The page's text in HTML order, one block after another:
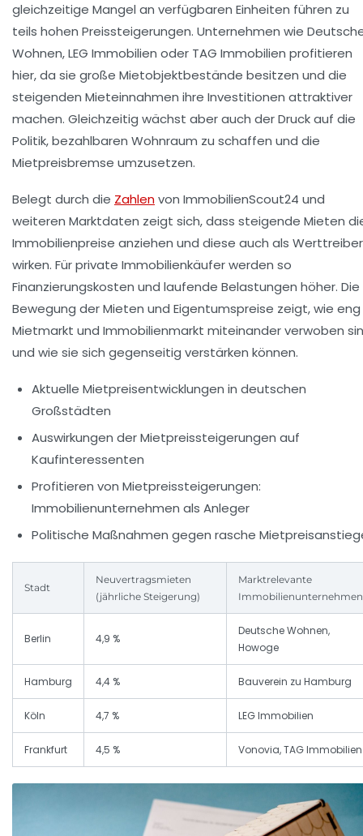
gleichzeitige Mangel an verfügbaren Einheiten führen zu
teils hohen Preissteigerungen. Unternehmen wie
Wohnen, LEG Immobilien oder TAG Immobilien profitieren
hier, da sie große Mietobjektbestände besitzen und die
steigenden Mieteinnahmen ihre Investitionen attraktiver
machen. Gleichzeitig wächst aber auch der Druck auf die
Politik, bezahlbaren Wohnraum zu schaffen und die
Mietpreisbremse umzusetzen.
Belegt durch die Zahlenvon ImmobilienScout24 und
weiteren Marktdaten zeigt sich, dass steigende Mieten
Immobilienpreise anziehen und diese auch als Werttreiber
wirken. Für private Immobilienkäufer werden so
Finanzierungskosten und laufende Belastungen höher. Die
Bewegung der Mieten und Eigentumspreise zeigt, wie eng
Mietmarkt und Immobilienmarkt miteinander verwoben
und wie sie sich gegenseitig verstärken können.
Aktuelle Mietpreisentwicklungen in deutschen
Großstädten
Auswirkungen der Mietpreissteigerungen auf
Kaufinteressenten
Profitieren von Mietpreissteigerungen:
Immobilienunternehmen als Anleger
Politische Maßnahmen gegen rasche
Stadt
Neuvertragsmieten
(jährliche Steigerung)
Marktrelevante
Immobilienunternehmen
Berlin 4,9 %
Deutsche Wohnen,
Howoge
Hamburg 4,4 % Bauverein zu Hamburg
Köln 4,7 % LEG Immobilien
Frankfurt 4,5 % Vonovia, TAG Immobilien